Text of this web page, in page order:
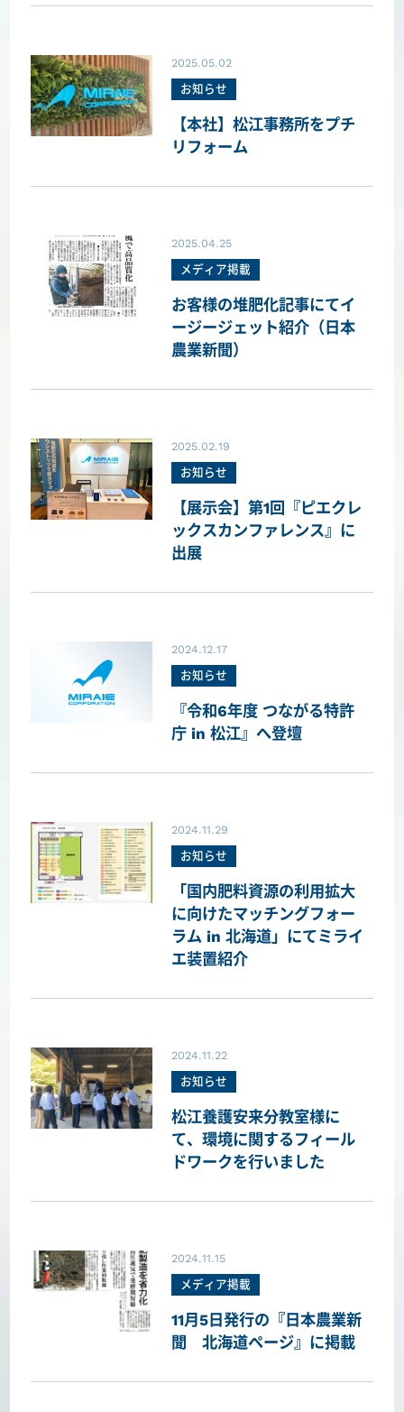
2025.05.02
お知らせ
【本社】松江事務所をプチ
リフォーム
2025.04.25
メディア掲載
お客様の堆肥化記事にてイ
ージージェット紹介（日本
農業新聞）
2025.02.19
お知らせ
【展示会】第1回『ピエクレ
ックスカンファレンス』に
出展
2024.12.17
お知らせ
『令和6年度 つながる特許
庁 in 松江』へ登壇
2024.11.29
お知らせ
「国内肥料資源の利用拡大
に向けたマッチングフォー
ラム in 北海道」にてミライ
エ装置紹介
2024.11.22
お知らせ
松江養護安来分教室様に
て、環境に関するフィール
ドワークを行いました
2024.11.15
メディア掲載
11月5日発行の『日本農業新
聞 北海道ページ』に掲載